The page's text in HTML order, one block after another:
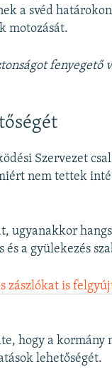
a svéd
motozását.
fenyegető
Szervezet
nem tettek
ugyanakkor
a gyülekezés
zászlókat is
hogy a kormány
lehetőségét.